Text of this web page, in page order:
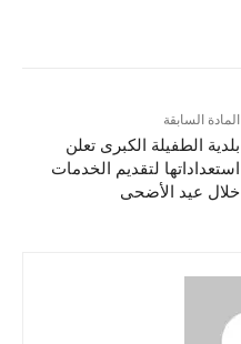
المادة السابقة
بلدية الطفيلة الكبرى تعلن
استعداداتها لتقديم الخدمات
خلال عيد الأضحى